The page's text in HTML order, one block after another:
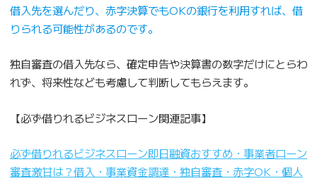
借入先を選んだり、赤字決算でもOKの銀行を利用すれば、借
りられる可能性があるのです。
独自審査の借入先なら、確定申告や決算書の数字だけにとらわ
れず、将来性なども考慮して判断してもらえます。
【必ず借りれるビジネスローン関連記事】
必ず借りれるビジネスローン即日融資おすすめ・事業者ローン
審査激甘は？借入・事業資金調達・独自審査・赤字OK・個人